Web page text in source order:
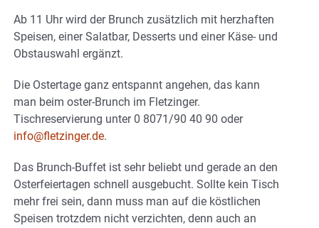
Ab 11 Uhr wird der Brunch zusätzlich mit herzhaften
Speisen, einer Salatbar, Desserts und einer Käse- und
Obstauswahl ergänzt.
Die Ostertage ganz entspannt angehen, das kann
man beim oster-Brunch im Fletzinger.
Tischreservierung unter 0 8071/90 40 90 oder
info@fletzinger.de.
Das Brunch-Buffet ist sehr beliebt und gerade an den
Osterfeiertagen schnell ausgebucht. Sollte kein Tisch
mehr frei sein, dann muss man auf die köstlichen
Speisen trotzdem nicht verzichten, denn auch an